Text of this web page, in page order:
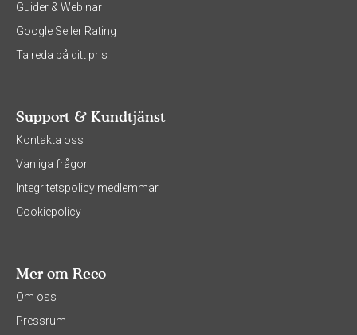
Guider & Webinar
Google Seller Rating
Ta reda på ditt pris
Support & Kundtjänst
Kontakta oss
Vanliga frågor
Integritetspolicy medlemmar
Cookiepolicy
Mer om Reco
Om oss
Pressrum